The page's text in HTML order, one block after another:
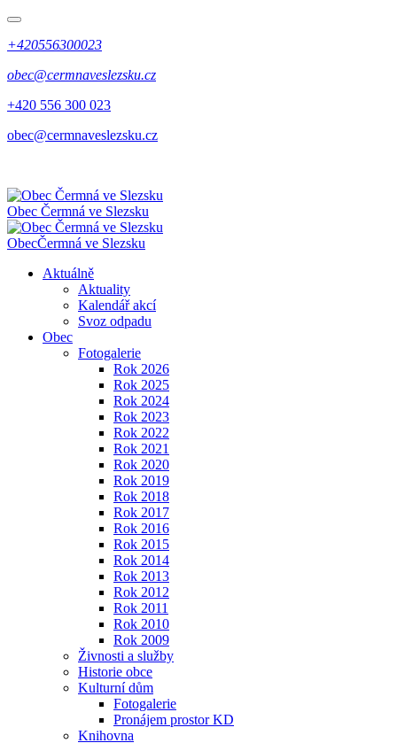
+420556300023
obec@cermnaveslezsku.cz
+420 556 300 023
obec@cermnaveslezsku.cz
Obec Čermná ve Slezsku
ObecČermná ve Slezsku
Aktuálně
Aktuality
Kalendář akcí
Svoz odpadu
Obec
Fotogalerie
Rok 2026
Rok 2025
Rok 2024
Rok 2023
Rok 2022
Rok 2021
Rok 2020
Rok 2019
Rok 2018
Rok 2017
Rok 2016
Rok 2015
Rok 2014
Rok 2013
Rok 2012
Rok 2011
Rok 2010
Rok 2009
Živnosti a služby
Historie obce
Kulturní dům
Fotogalerie
Pronájem prostor KD
Knihovna